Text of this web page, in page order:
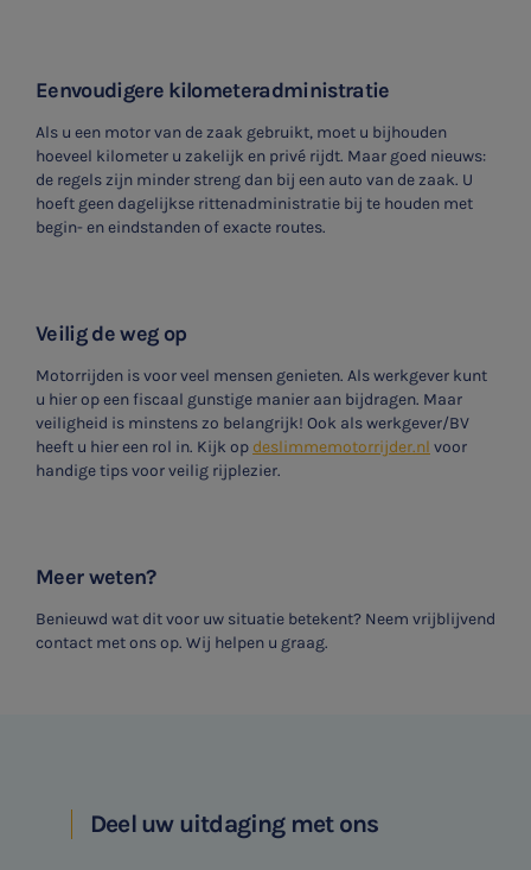
Eenvoudigere kilometeradministratie
Als u een motor van de zaak gebruikt, moet u bijhouden
hoeveel kilometer u zakelijk en privé rijdt. Maar goed nieuws:
de regels zijn minder streng dan bij een auto van de zaak. U
hoeft geen dagelijkse rittenadministratie bij te houden met
begin- en eindstanden of exacte routes.
Veilig de weg op
Motorrijden is voor veel mensen genieten. Als werkgever kunt
u hier op een fiscaal gunstige manier aan bijdragen. Maar
veiligheid is minstens zo belangrijk! Ook als werkgever/BV
heeft u hier een rol in. Kijk op deslimmemotorrijder.nl voor
handige tips voor veilig rijplezier.
Meer weten?
Benieuwd wat dit voor uw situatie betekent? Neem vrijblijvend
contact met ons op. Wij helpen u graag.
Deel uw uitdaging met ons